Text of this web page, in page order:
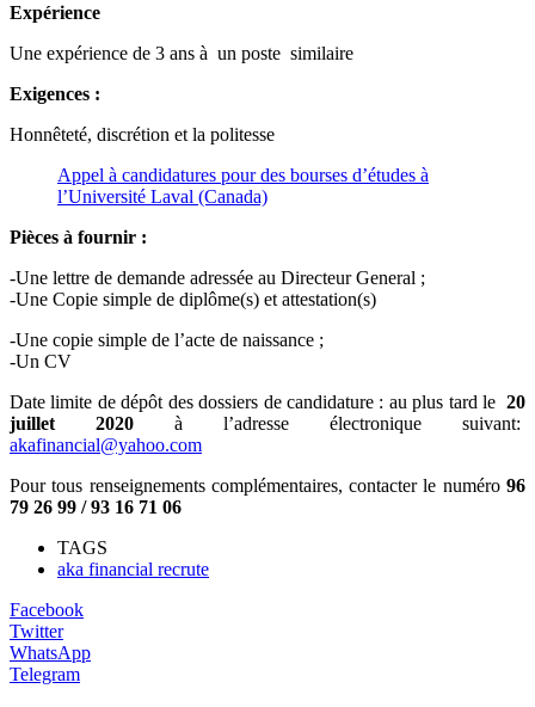
Expérience
Une expérience de 3 ans à un poste similaire
Exigences :
Honnêteté, discrétion et la politesse
Appel à candidatures pour des bourses d’études à
l’Université Laval (Canada)
Pièces à fournir :
-Une lettre de demande adressée au Directeur General ;
-Une Copie simple de diplôme(s) et attestation(s)
-Une copie simple de l’acte de naissance ;
-Un CV
Date limite de dépôt des dossiers de candidature : au plus tard le 20
juillet 2020 à l’adresse électronique suivant:
akafinancial@yahoo.com
Pour tous renseignements complémentaires, contacter le numéro 96
79 26 99 / 93 16 71 06
TAGS
aka financial recrute
Facebook
Twitter
WhatsApp
Telegram